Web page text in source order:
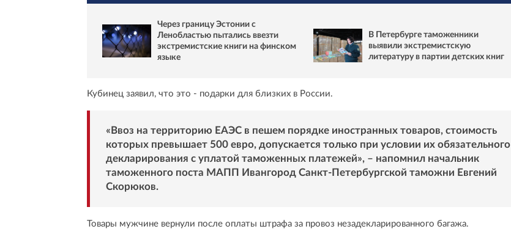
Через границу Эстонии с
Ленобластью пытались ввезти
экстремистские книги на финском
языке
В Петербурге таможенники
выявили экстремистскую
литературу в партии детских книг
Кубинец заявил, что это - подарки для близких в России.
«Ввоз на территорию ЕАЭС в пешем порядке иностранных товаров, стоимость
которых превышает 500 евро, допускается только при условии их обязательного
декларирования с уплатой таможенных платежей», – напомнил начальник
таможенного поста МАПП Ивангород Санкт-Петербургской таможни Евгений
Скорюков.
Товары мужчине вернули после оплаты штрафа за провоз незадекларированного багажа.